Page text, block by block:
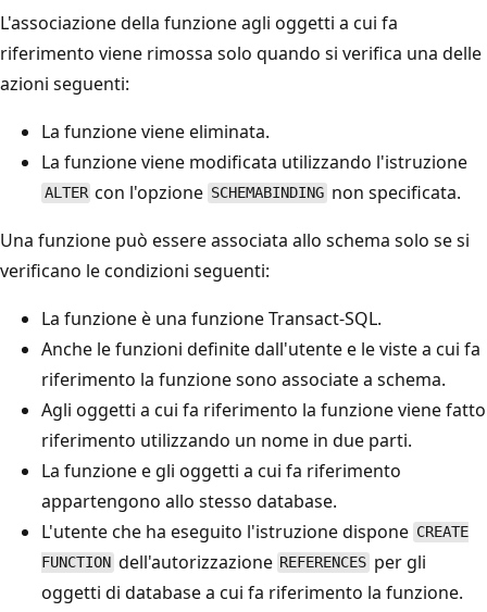
L'associazione della funzione agli oggetti a cui fa
riferimento viene rimossa solo quando si verifica una delle
azioni seguenti:
La funzione viene eliminata.
La funzione viene modificata utilizzando l'istruzione
ALTER con l'opzione SCHEMABINDING non specificata.
Una funzione può essere associata allo schema solo se si
verificano le condizioni seguenti:
La funzione è una funzione Transact-SQL.
Anche le funzioni definite dall'utente e le viste a cui fa
riferimento la funzione sono associate a schema.
Agli oggetti a cui fa riferimento la funzione viene fatto
riferimento utilizzando un nome in due parti.
La funzione e gli oggetti a cui fa riferimento
appartengono allo stesso database.
L'utente che ha eseguito l'istruzione dispone CREATE
FUNCTION dell'autorizzazione REFERENCES per gli
oggetti di database a cui fa riferimento la funzione.